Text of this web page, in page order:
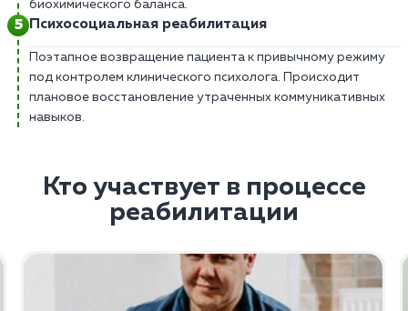
биохимического баланса.
Психосоциальная реабилитация
Поэтапное возвращение пациента к привычному режиму
под контролем клинического психолога. Происходит
плановое восстановление утраченных коммуникативных
навыков.
Кто участвует в процессе
реабилитации